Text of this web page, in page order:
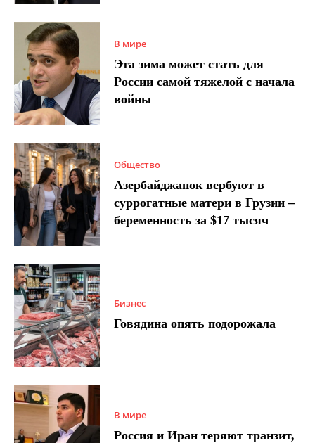
В мире
Эта зима может стать для
России самой тяжелой с начала
войны
Общество
Азербайджанок вербуют в
суррогатные матери в Грузии –
беременность за $17 тысяч
Бизнес
Говядина опять подорожала
В мире
Россия и Иран теряют транзит,